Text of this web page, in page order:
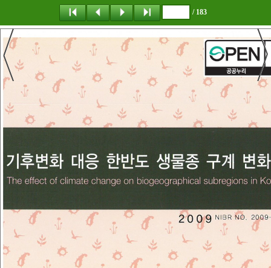
/ 183
탐 색 책갈피 이 동